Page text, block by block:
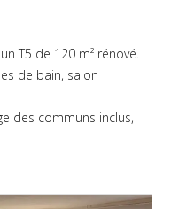
T5 de 120 m² rénové.
de bain, salon
des communs inclus,